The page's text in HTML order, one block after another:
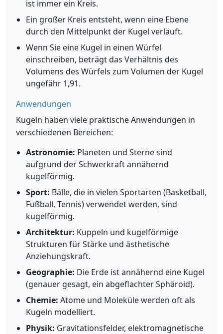
ist immer ein Kreis.
Ein großer Kreis entsteht, wenn eine Ebene
durch den Mittelpunkt der Kugel verläuft.
Wenn Sie eine Kugel in einen Würfel
einschreiben, beträgt das Verhältnis des
Volumens des Würfels zum Volumen der Kugel
ungefähr 1,91.
Anwendungen
Kugeln haben viele praktische Anwendungen in
verschiedenen Bereichen:
Astronomie: Planeten und Sterne sind
aufgrund der Schwerkraft annähernd
kugelförmig.
Sport: Bälle, die in vielen Sportarten (Basketball,
Fußball, Tennis) verwendet werden, sind
kugelförmig.
Architektur: Kuppeln und kugelförmige
Strukturen für Stärke und ästhetische
Anziehungskraft.
Geographie: Die Erde ist annähernd eine Kugel
(genauer gesagt, ein abgeflachter Sphäroid).
Chemie: Atome und Moleküle werden oft als
Kugeln modelliert.
Physik: Gravitationsfelder, elektromagnetische